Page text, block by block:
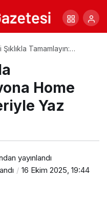
Tamamlayın:
Home
Yaz
yayınlandı
16 Ekim 2025, 19:44
Hali: Ay Boyunca